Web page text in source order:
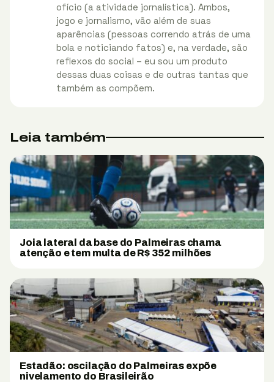
ofício (a atividade jornalística). Ambos,
jogo e jornalismo, vão além de suas
aparências (pessoas correndo atrás de uma
bola e noticiando fatos) e, na verdade, são
reflexos do social – eu sou um produto
dessas duas coisas e de outras tantas que
também as compõem.
Leia também
Joia lateral da base do Palmeiras chama
atenção e tem multa de R$ 352 milhões
Estadão: oscilação do Palmeiras expõe
nivelamento do Brasileirão